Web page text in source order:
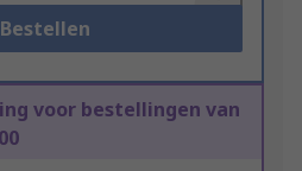
Bestellen
voor bestellingen van